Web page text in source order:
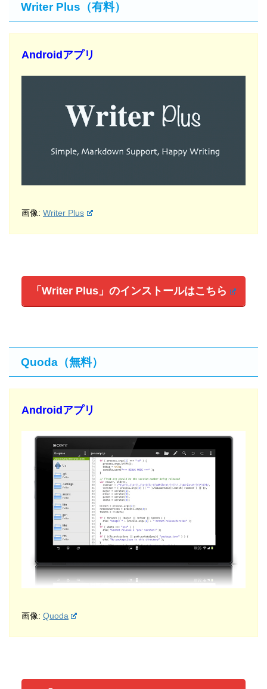
Writer Plus（有料）
Androidアプリ
画像: Writer Plus
「Writer Plus」のインストールはこちら
Quoda（無料）
Androidアプリ
画像: Quoda